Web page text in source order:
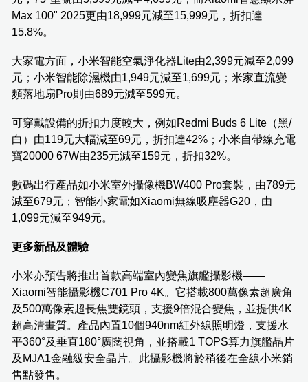
Max 100" 2025更由18,999元減至15,999元，折扣達
15.8%。
大家電方面，小米智能空氣淨化器Lite由2,399元減至2,099
元；小米智能除濕機由1,949元減至1,699元；米家直流變
頻落地扇Pro則由689元減至599元。
可穿戴設備的折扣力度較大，例如Redmi Buds 6 Lite（黑/
白）由119元大幅減至69元，折扣達42%；小米自帶線充電
寶20000 67W由235元減至159元，折扣32%。
數碼出行產品如小米室外攝像機BW400 Pro套裝，由789元
減至679元；智能小家電如Xiaomi無線吸塵器G20，由
1,099元減至949元。
更多新品及體驗
小米亦預告將推出首款高端室內變焦旗艦攝影機——
Xiaomi智能攝影機C701 Pro 4K。它搭載800萬像素超廣角
及500萬像素超長焦雙鏡頭，支援9倍混合變焦，並提供4K
超高清畫質。產品內置10個940nm紅外線照明燈，支援水
平360°及垂直180°廣闊視角，並搭載1 TOPS算力旗艦晶片
及MJA1金融級安全晶片。此攝影機將於稍後在全線小米銷
售點發售。